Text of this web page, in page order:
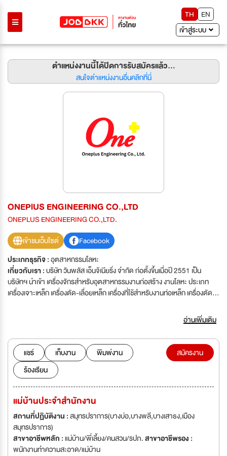
TH
EN
เข้าสู่ระบบ
ตำแหน่งงานนี้ได้ปิดการรับสมัครแล้ว...
สนใจตำแหน่งงานอื่นคลิกที่นี่
ONEPlUS ENGINEERING CO.,LTD
ONEPLUS ENGINEERING CO.,LTD.
เข้าชมเว็บไซต์
Facebook
ประเภทธุรกิจ :อุตสาหกรรมโลหะ
เกี่ยวกับเรา :บริษัท วันพลัส เอ็นจิเนียริ่ง จำกัด ก่อตั้งขึ้นเมื่อปี 2551 เป็น
บริษัทฯ นำเข้า เครื่องจักรสำหรับอุตสาหกรรมงานก่อสร้าง งานโลหะ ประเภท
เครื่องเจาะเหล็ก เครื่องตัด-เลื่อยเหล็ก เครื่องที่ใช้สำหรับงานท่อเหล็ก เครื่องตัด
ปกรณ์วัสุเครื่องช่างเป็นต้น เช่น ใบหินเจียร ใบตัดไฟเบอร์ งานขัดเจียรครบวงจร ,
อุปกรณ์สำหรับงานเชื่อม อุปกรณ์ป้องกันความปลอดภัยในการทำงาน ฯลฯ ทั้งนี้
ทางบริษัทฯ มีความต้องการบุคคลากรที่มีความสามารถทางด้านการตลาด การ
บริการลูกค้า และ ฝ่ายอื่นๆ เพื่อร่วมงานกับเราจำนวนมาก
อ่านเพิ่มเติม
แชร์ เก็บงาน
พิมพ์งาน
ร้องเรียน
สมัครงาน
แม่บ้านประจำสำนักงาน
สถานที่ปฏิบัติงาน :สมุทรปราการ(บางบ่อ,บางพลี,บางเสาธง,เมือง
สมุทรปราการ)
สาขาอาชีพหลัก :แม่บ้าน/พี่เลี้ยง/คนสวน/รปภ.สาขาอาชีพรอง :
พนักงานทำความสะอาด/แม่บ้าน